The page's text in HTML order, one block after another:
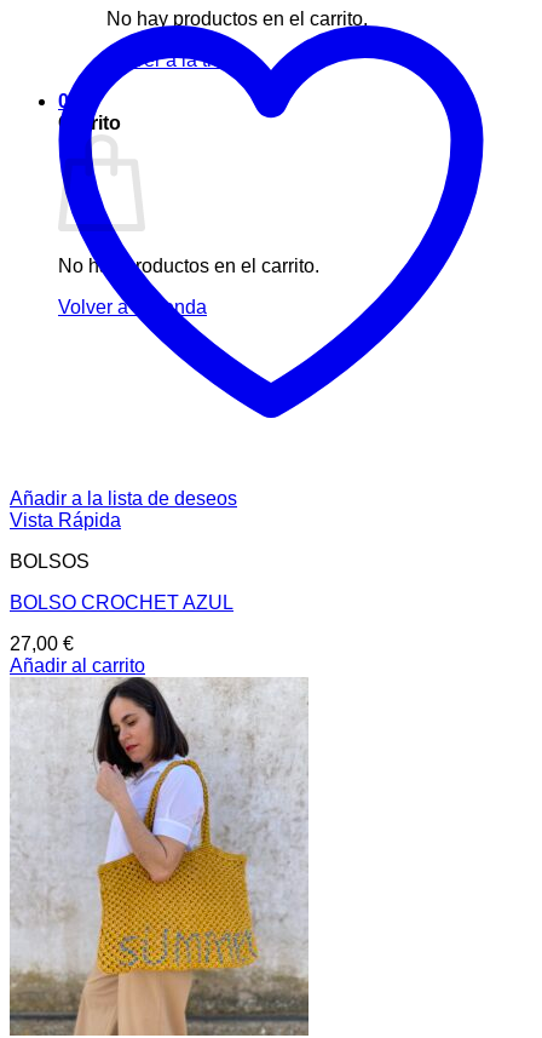
No hay productos en el carrito.
Volver a la tienda
0
Carrito
No hay productos en el carrito.
Volver a la tienda
Añadir a la lista de deseos
Vista Rápida
BOLSOS
BOLSO CROCHET AZUL
27,00 €
Añadir al carrito